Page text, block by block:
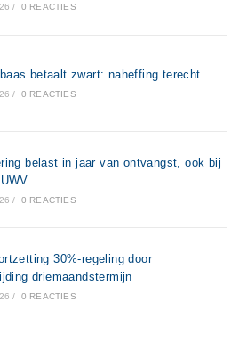
/ 0 REACTIES
betaalt zwart: naheffing terecht
/ 0 REACTIES
belast in jaar van ontvangst, ook bij
/ 0 REACTIES
30%-regeling door
driemaandstermijn
/ 0 REACTIES